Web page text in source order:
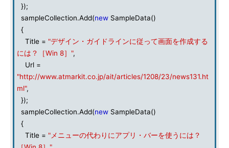
});
sampleCollection.Add(new SampleData()
{
Title = "デザイン・ガイドラインに従って画面を作成する
には？［Win 8］",
Url =
"http://www.atmarkit.co.jp/ait/articles/1208/23/news131.ht
ml",
});
sampleCollection.Add(new SampleData()
{
Title = "メニューの代わりにアプリ・バーを使うには？